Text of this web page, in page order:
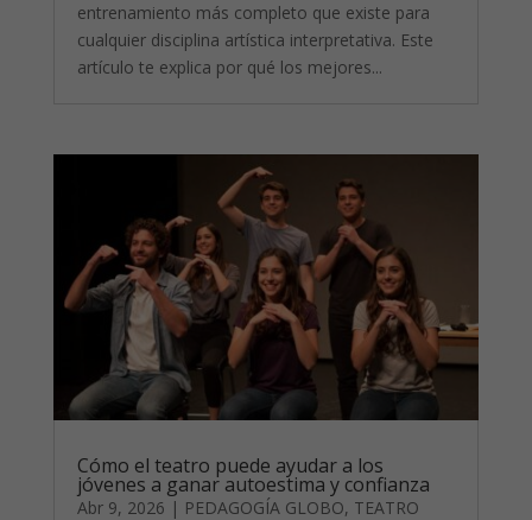
entrenamiento más completo que existe para
cualquier disciplina artística interpretativa. Este
artículo te explica por qué los mejores...
Cómo el teatro puede ayudar a los
jóvenes a ganar autoestima y confianza
Abr 9, 2026 | PEDAGOGÍA GLOBO, TEATRO